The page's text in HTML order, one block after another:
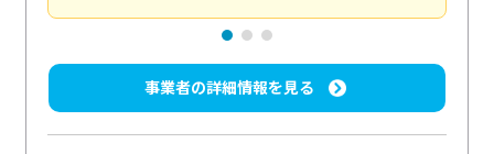
事業者の詳細情報を見る